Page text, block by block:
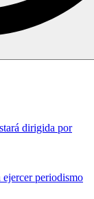
dirigida por
ejercer periodismo